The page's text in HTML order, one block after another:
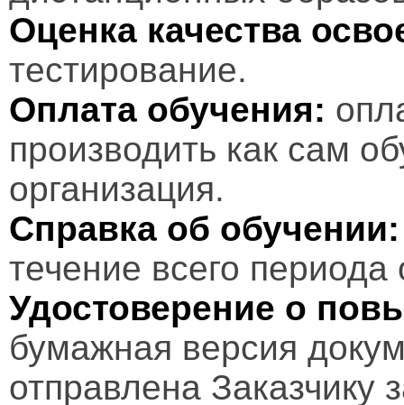
Оценка качества
тестирование.
Оплата обучения:
производить как сам
организация.
Справка об обучении:
течение всего периода
Удостоверение о
бумажная версия
отправлена Заказчику